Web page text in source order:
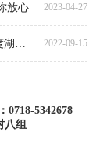
放心 2023-04-27
业 2022-09-15
0718-5342678
八组